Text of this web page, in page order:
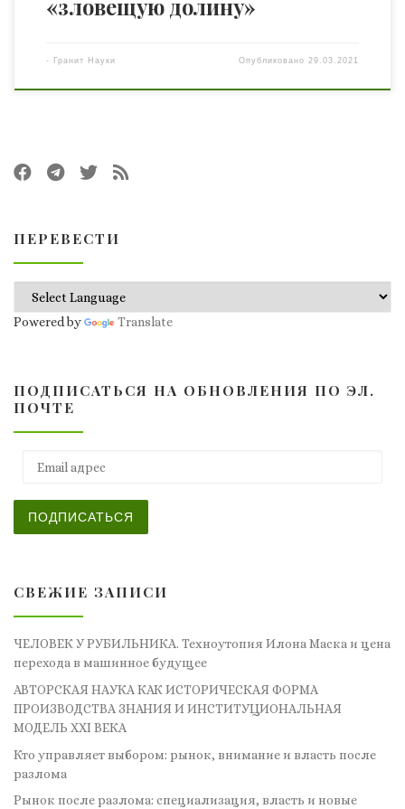
«зловещую долину»
- Гранит Науки Опубликовано29.03.2021
ПЕРЕВЕСТИ
Powered by Translate
ПОДПИСАТЬСЯ НА ОБНОВЛЕНИЯ ПО ЭЛ.
ПОЧТЕ
ПОДПИСАТЬСЯ
СВЕЖИЕ ЗАПИСИ
ЧЕЛОВЕК У РУБИЛЬНИКА. Техноутопия Илона Маска и цена
перехода в машинное будущее
АВТОРСКАЯ НАУКА КАК ИСТОРИЧЕСКАЯ ФОРМА
ПРОИЗВОДСТВА ЗНАНИЯ И ИНСТИТУЦИОНАЛЬНАЯ
МОДЕЛЬ XXI ВЕКА
Кто управляет выбором: рынок, внимание и власть после
разлома
Рынок после разлома: специализация, власть и новые